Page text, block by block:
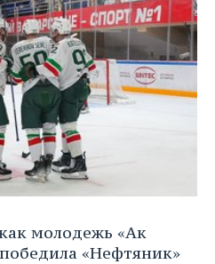
молодежь «Ак
«Нефтяник»